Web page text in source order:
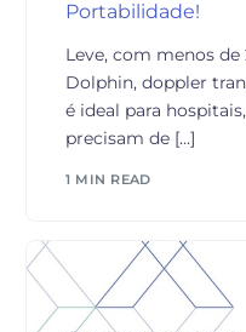
Portabilidade!
Leve, com menos
Dolphin, doppler
é ideal para
precisam de […]
1 MIN READ